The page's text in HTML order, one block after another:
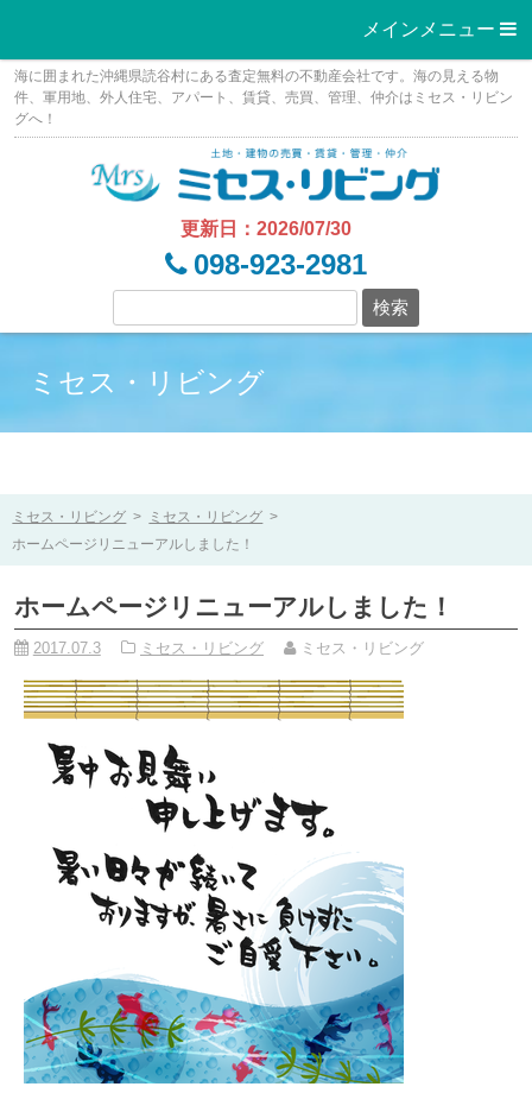
メインメニュー 
Skip
content
海に囲まれた沖縄県読谷村にある査定無料の不動産会社です。海の見える物
件、軍用地、外人住宅、アパート、賃貸、売買、管理、仲介はミセス・リビン
グへ！
更新日：2026/07/30
098-923-2981
ミセス・リビング
ミセス・リビング > ミセス・リビング >
ホームページリニューアルしました！
ホームページリニューアルしました！
2017.07.3 ミセス・リビング ミセス・リビング